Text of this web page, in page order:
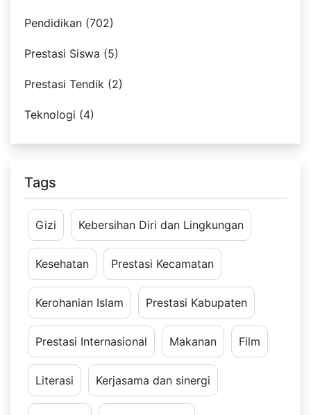
Pendidikan (702)
Prestasi Siswa (5)
Prestasi Tendik (2)
Teknologi (4)
Tags
Gizi Kebersihan Diri dan Lingkungan
Kesehatan Prestasi Kecamatan
Kerohanian Islam Prestasi Kabupaten
Prestasi Internasional Makanan Film
Literasi Kerjasama dan sinergi